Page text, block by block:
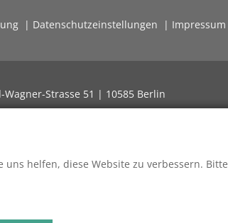
Datenschutzeinstellungen
Impressum
Strasse 51 | 10585 Berlin
helfen, diese Website zu verbessern. Bitte